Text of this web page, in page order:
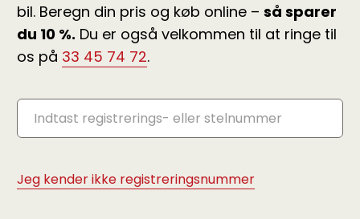
bil. Beregn din pris og køb online – så sparer
du 10 %. Du er også velkommen til at ringe til
os på 33 45 74 72.
Jeg kender ikke registreringsnummer